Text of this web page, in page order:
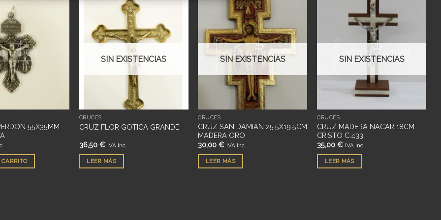
55X35MM
Añadir
a
deseos
SIN EXISTENCIAS
CRUCES
CRUZ FLOR GOTICA GRANDE
36,50 € IVA Inc.
LEER MÁS
a
deseos
SIN EXISTENCIAS
CRUCES
CRUZ SAN DAMIAN 25.5X19.5CM
MADERA ORO
30,00€ IVA Inc.
LEER MÁS
SIN EXISTENCIAS
CRUCES
CRUZ MADERA NACAR 18CM
CRISTO C.433
35,00€ IVA Inc.
LEER MÁS